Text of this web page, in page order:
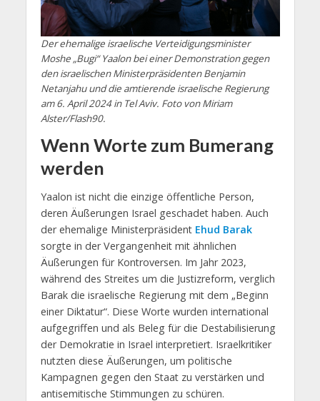
Der ehemalige israelische Verteidigungsminister
Moshe „Bugi“ Yaalon bei einer Demonstration gegen
den israelischen Ministerpräsidenten Benjamin
Netanjahu und die amtierende israelische Regierung
am 6. April 2024 in Tel Aviv. Foto von Miriam
Alster/Flash90.
Wenn Worte zum Bumerang
werden
Yaalon ist nicht die einzige öffentliche Person,
deren Äußerungen Israel geschadet haben. Auch
der ehemalige Ministerpräsident Ehud Barak
sorgte in der Vergangenheit mit ähnlichen
Äußerungen für Kontroversen. Im Jahr 2023,
während des Streites um die Justizreform, verglich
Barak die israelische Regierung mit dem „Beginn
einer Diktatur“. Diese Worte wurden international
aufgegriffen und als Beleg für die Destabilisierung
der Demokratie in Israel interpretiert. Israelkritiker
nutzten diese Äußerungen, um politische
Kampagnen gegen den Staat zu verstärken und
antisemitische Stimmungen zu schüren.